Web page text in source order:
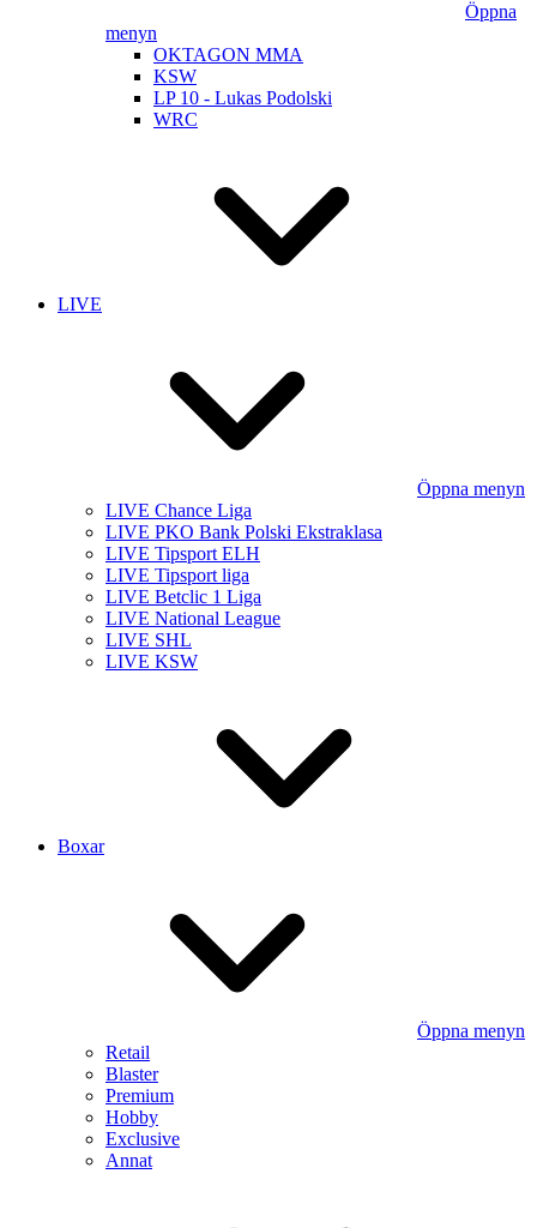
Öppna
menyn
OKTAGON MMA
KSW
LP 10 - Lukas Podolski
WRC
LIVE
Öppna menyn
LIVE Chance Liga
LIVE PKO Bank Polski Ekstraklasa
LIVE Tipsport ELH
LIVE Tipsport liga
LIVE Betclic 1 Liga
LIVE National League
LIVE SHL
LIVE KSW
Boxar
Öppna menyn
Retail
Blaster
Premium
Hobby
Exclusive
Annat